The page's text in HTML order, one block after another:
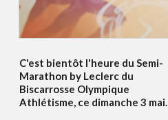
C'est bientôt l'heure du Semi-
Marathon by Leclerc du
Biscarrosse Olympique
Athlétisme, ce dimanche 3 mai.